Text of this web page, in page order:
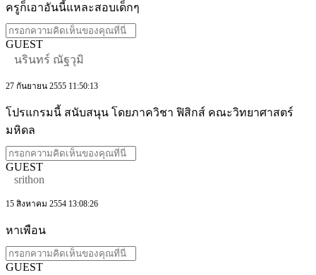
ครูก็เอาอันนี้แหละสอบเด็กๆ
GUEST
นรินทร์ ณัฐวุมิ
27 กันยายน 2555 11:50:13
โปรแกรมนี้ สนับสนุน โดยภาควิชา ฟิสิกส์ คณะวิทยาศาสตร์
มหิดล
GUEST
srithon
15 สิงหาคม 2554 13:08:26
หาเพือน
GUEST